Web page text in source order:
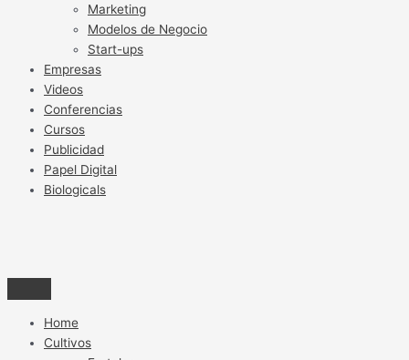
Marketing
Modelos de Negocio
Start-ups
Empresas
Videos
Conferencias
Cursos
Publicidad
Papel Digital
Biologicals
Home
Cultivos